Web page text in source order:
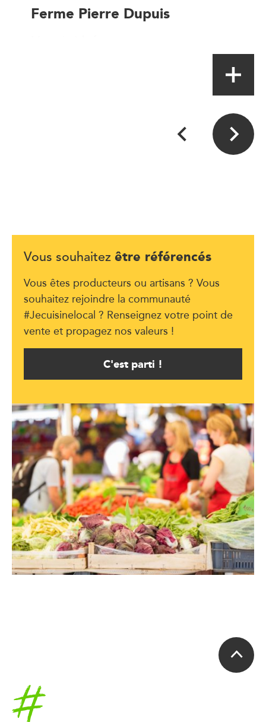
Ferme Pierre Dupuis
Vous souhaitez être référencés
Vous êtes producteurs ou artisans ? Vous
souhaitez rejoindre la communauté
#Jecuisinelocal ? Renseignez votre point de
vente et propagez nos valeurs !
C'est parti !
Accueil